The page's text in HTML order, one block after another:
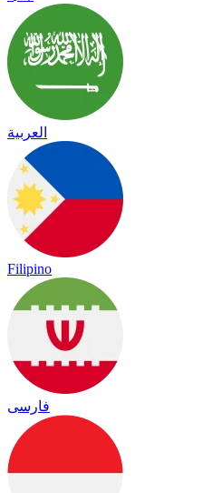
العربية
Filipino
فارسی